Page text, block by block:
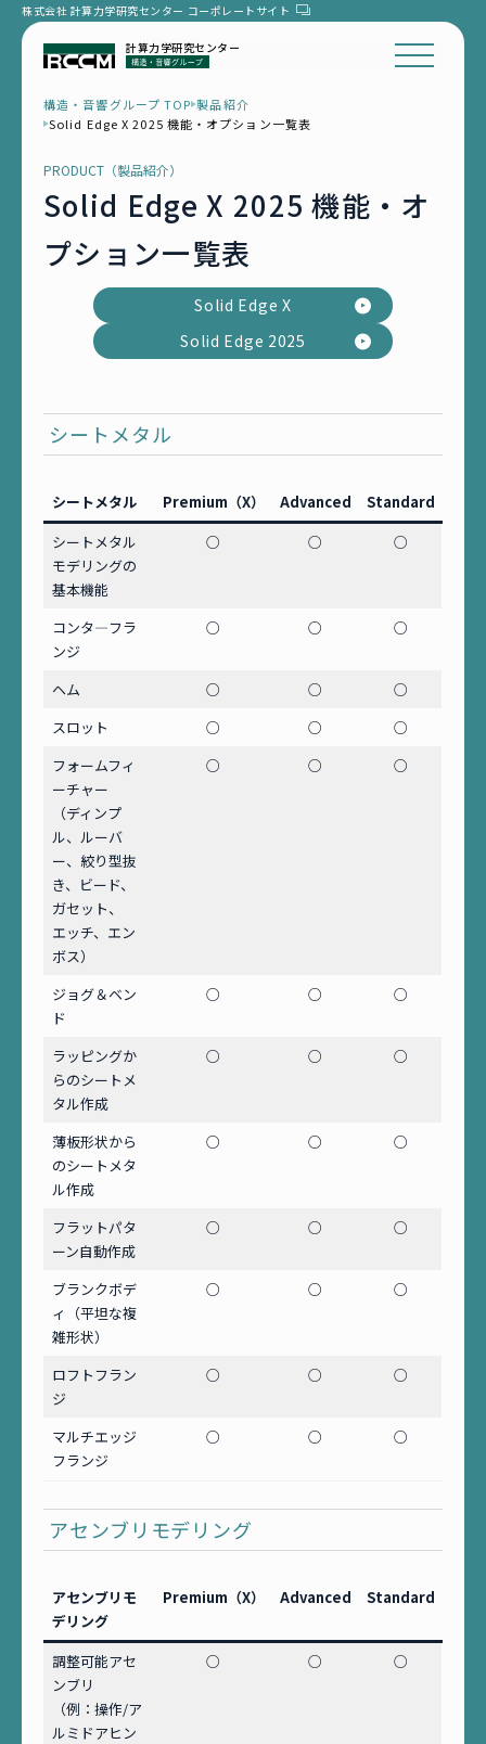
株式会社 計算力学研究センター コーポレートサイト
計算力学研究センター
構造・音響グループ TOP 製品紹介
Solid Edge X 2025 機能・オプション一覧表
PRODUCT（製品紹介）
Solid Edge X 2025 機能・オ
プション一覧表
Solid Edge X
Solid Edge 2025
シートメタル
シートメタル Premium（X） Advanced
Standard
シートメタル
モデリングの
基本機能
○ ○ ○
コンタ―フラ
ンジ
○ ○ ○
ヘム ○ ○
○
スロット
○ ○
○
フォームフィ
ーチャー
（ディンプ
ル、ルーバ
ー、絞り型抜
き、ビード、
ガセット、
エッチ、エン
ボス）
○ ○ ○
ジョグ＆ベン
ド
○ ○ ○
ラッピングか
らのシートメ
タル作成
○ ○ ○
薄板形状から
のシートメタ
ル作成
○ ○ ○
フラットパタ
ーン自動作成
○ ○ ○
ブランクボデ
ィ（平坦な複
雑形状）
○ ○ ○
ロフトフラン
ジ
○ ○ ○
マルチエッジ
フランジ
○ ○ ○
アセンブリモデリング
アセンブリモ
デリング
Premium（X） Advanced Standard
調整可能アセ
ンブリ
（例：操作/ア
ルミドアヒン
○ ○ ○